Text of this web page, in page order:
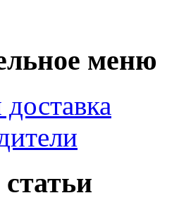
меню